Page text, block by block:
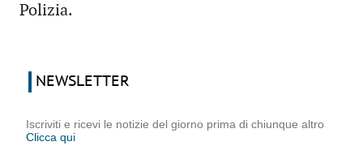
Polizia.
NEWSLETTER
Iscriviti e ricevi le notizie del giorno prima di chiunque altro
Clicca qui